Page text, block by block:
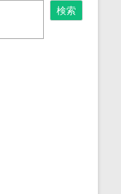
検索